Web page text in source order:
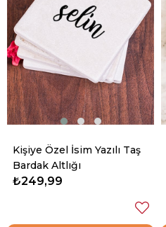
Kişiye Özel İsim Yazılı Taş
Bardak Altlığı
₺249,99